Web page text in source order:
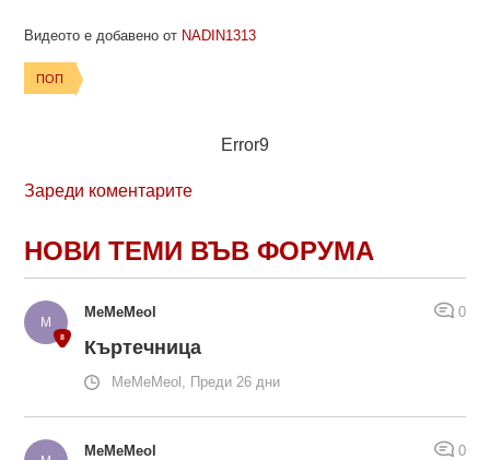
Видеото е добавено от NADIN1313
ПОП
Error9
Зареди коментарите
НОВИ ТЕМИ ВЪВ ФОРУМА
MeMeMeol 0
Къртечница
MeMeMeol, Преди 26 дни
MeMeMeol 0